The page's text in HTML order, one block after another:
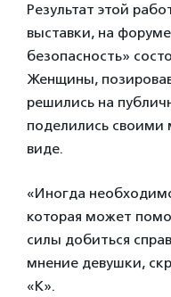
Результат этой
выставки, на
безопасность»
Женщины,
решились на
поделились
виде.
«Иногда
которая может
силы добиться
мнение девушки,
«К».